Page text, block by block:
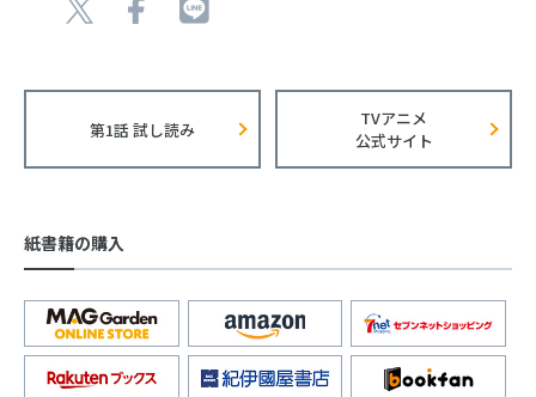
第1話 試し読み
TVアニメ
公式サイト
紙書籍の購入